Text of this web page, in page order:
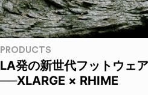
PRODUCTS
LA発の新世代フットウェ
──XLARGE × RHIME